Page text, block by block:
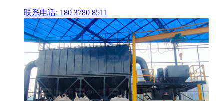
联系电话: 180 3780 8511